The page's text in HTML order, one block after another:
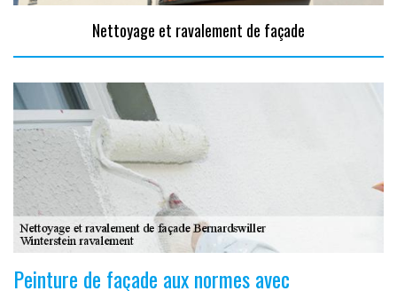
Nettoyage et ravalement de façade
Peinture de façade aux normes avec